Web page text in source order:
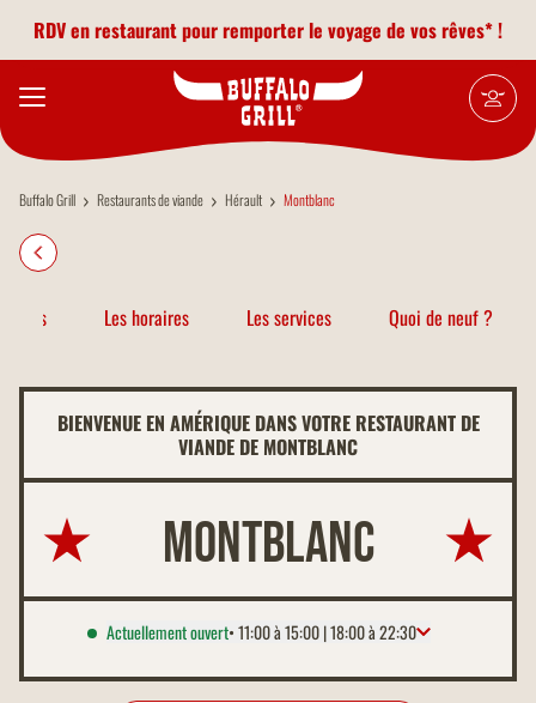
RDV en restaurant pour remporter le voyage de vos rêves* !
Buffalo Grill Restaurants de viande Hérault Montblanc
Les horaires Les services Quoi de neuf ?
BIENVENUE EN AMÉRIQUE DANS VOTRE RESTAURANT DE
VIANDE DE MONTBLANC
Montblanc
Actuellement ouvert• 11:00 à 15:00 | 18:00 à 22:30
Lundi
11:00 à 15:00 | 18:00 à 22:30